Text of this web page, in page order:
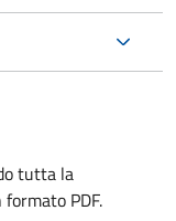
tutta la
PDF.